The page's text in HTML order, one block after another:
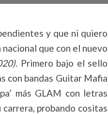
y que ni quiero
que con el nuevo
. Primero bajo el sello
con bandas Guitar Mafia
más GLAM con letras
probando cositas